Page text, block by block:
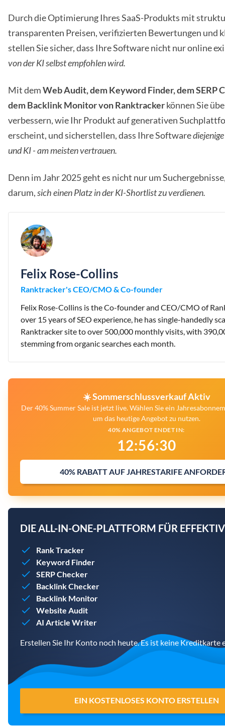
Durch die Optimierung Ihres SaaS-Produkts mit
transparenten Preisen, verifizierten Bewertungen und
stellen Sie sicher, dass Ihre Software nicht nur online
von der KI selbst empfohlen wird.
Mit demWeb Audit, dem Keyword Finder, dem SERP
dem Backlink Monitor von Ranktrackerkönnen Sie
verbessern, wie Ihr Produkt auf generativen
erscheint, und sicherstellen, dass Ihre Software
und KI - am meisten vertrauen.
Denn im Jahr 2025 geht es nicht nur um
darum,sich einen Platz in der KI-Shortlist zu verdienen.
Felix Rose-Collins
Ranktracker's CEO/CMO & Co-founder
Felix Rose-Collins is the Co-founder and CEO/CMO of
over 15 years of SEO experience, he has single-handedly
Ranktracker site to over 500,000 monthly visits, with
stemming from organic searches each month.
☀️ Sommerschlussverkauf Aktiv
Der 40% Summer Sale ist jetzt live. Wählen Sie ein
um das heutige Angebot zu nutzen.
40% ANGEBOT ENDET IN:
12:56:29
40% RABATT AUF JAHRESTARIFE
DIE ALL-IN-ONE-PLATTFORM FÜR
Rank Tracker
Keyword Finder
SERP Checker
Backlink Checker
Backlink Monitor
Website Audit
AI Article Writer
Erstellen Sie Ihr Konto noch heute. Es ist keine Kreditkarte
EIN KOSTENLOSES KONTO ERSTELLEN